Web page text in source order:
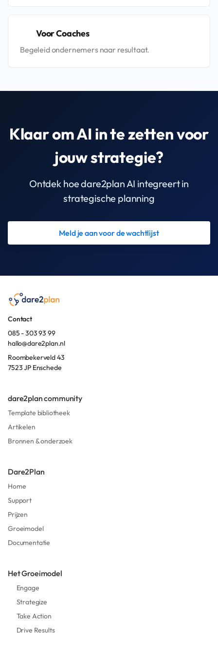
Voor Coaches
Begeleid ondernemers naar resultaat.
Klaar om AI in te zetten voor
jouw strategie?
Ontdek hoe dare2plan AI integreert in
strategische planning
Meld je aan voor de wachtlijst
Contact
085 - 303 93 99
hallo@dare2plan.nl
Roombekerveld 43
7523 JP Enschede
dare2plan community
Template bibliotheek
Artikelen
Bronnen & onderzoek
Dare2Plan
Home
Support
Prijzen
Groeimodel
Documentatie
Het Groeimodel
Engage
Strategize
Take Action
Drive Results